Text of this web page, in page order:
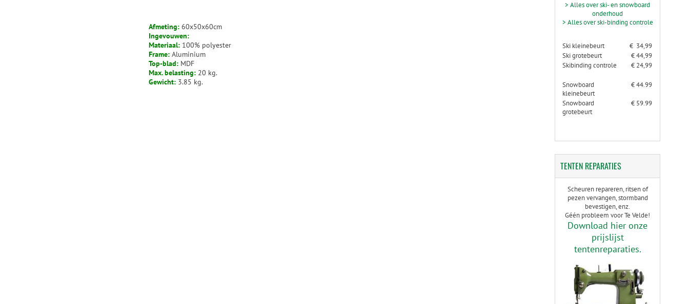
Afmeting: 60x50x60cm
Ingevouwen:
Materiaal: 100% polyester
Frame: Aluminium
Top-blad: MDF
Max. belasting: 20 kg.
Gewicht: 3.85 kg.
> Alles over ski- en snowboard
onderhoud
> Alles over ski-binding controle
Ski kleinebeurt
€ 34,99
Ski grotebeurt
€ 44,99
Skibinding controle
€ 24,99
Snowboard
kleinebeurt
€ 44.99
Snowboard
grotebeurt
€ 59.99
TENTEN REPARATIES
Scheuren repareren, ritsen of
pezen vervangen, stormband
bevestigen, enz.
Géén probleem voor Te Velde!
Download hier onze
prijslijst
tentenreparaties.